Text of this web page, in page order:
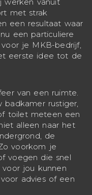
met strak
een resultaat waar
een particuliere
je MKB-bedrijf,
eerste idee tot de
van een ruimte.
rustiger,
toilet meteen een
alleen naar het
de
voorkom je
voegen die snel
jou kunnen
advies of een